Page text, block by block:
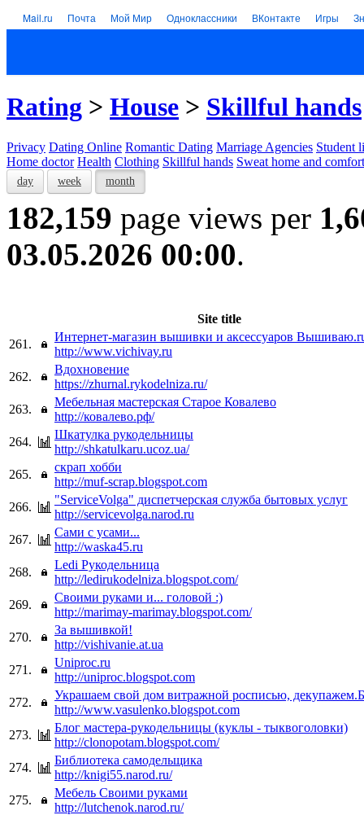
Mail.ru Почта Мой Мир Одноклассники ВКонтакте Игры
Rating > House > Skillful hands
Privacy Dating Online Romantic Dating Marriage Agencies Student
Home doctor Health Clothing Skillful hands Sweat home and comfort
day week month
182,159 page views per
03.05.2026 00:00.
Site title
261.
Интернет-магазин вышивки и аксессуаров
http://www.vichivay.ru
262.
Вдохновение
https://zhurnal.rykodelniza.ru/
263.
Мебельная мастерская Старое Ковалево
http://ковалево.рф/
264.
Шкатулка рукодельницы
http://shkatulkaru.ucoz.ua/
265.
скрап хобби
http://muf-scrap.blogspot.com
266.
"ServiceVolga" диспетчерская служба бытовых услуг
http://servicevolga.narod.ru
267.
Сами с усами...
http://waska45.ru
268.
Ledi Рукодельница
http://ledirukodelniza.blogspot.com/
269.
Своими руками и... головой :)
http://marimay-marimay.blogspot.com/
270.
За вышивкой!
http://vishivanie.at.ua
271.
Uniproc.ru
http://uniproc.blogspot.com
272.
Украшаем свой дом витражной росписью,
http://www.vasulenko.blogspot.com
273.
Блог мастера-рукодельницы (куклы - тыквоголовки)
http://clonopotam.blogspot.com/
274.
Библиотека самодельщика
http://knigi55.narod.ru/
275.
Мебель Своими руками
http://lutchenok.narod.ru/